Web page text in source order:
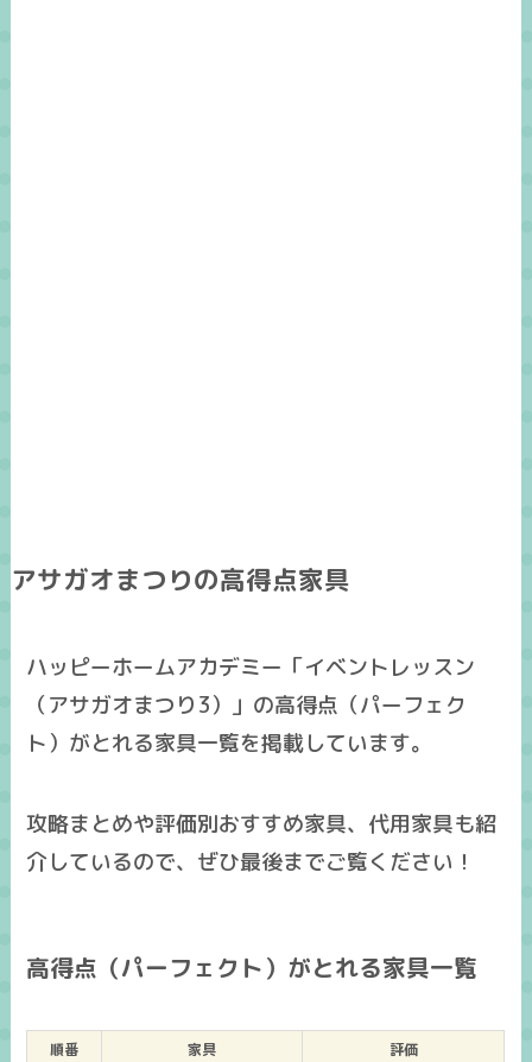
アサガオまつりの高得点家具
ハッピーホームアカデミー「イベントレッスン
（アサガオまつり3）」の高得点（パーフェク
ト）がとれる家具一覧を掲載しています。
攻略まとめや評価別おすすめ家具、 代用家具も紹
介しているので、ぜひ最後までご覧ください！
高得点（パーフェクト）がとれる家具一覧
順番 家具 評価